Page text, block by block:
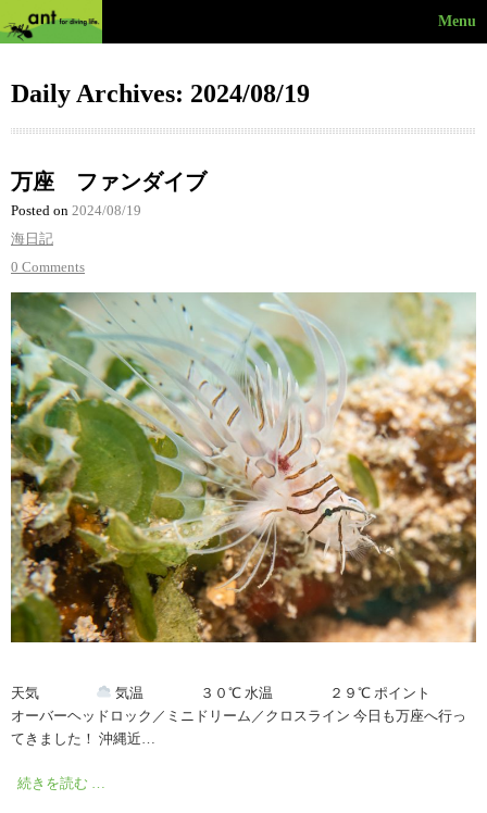
Menu
Daily Archives: 2024/08/19
万座 ファンダイブ
Posted on 2024/08/19
海日記
0 Comments
天気
気温 ３０℃ 水温 ２９℃ ポイント
オーバーヘッドロック／ミニドリーム／クロスライン 今日も万座へ行っ
てきました！ 沖縄近…
続きを読む …